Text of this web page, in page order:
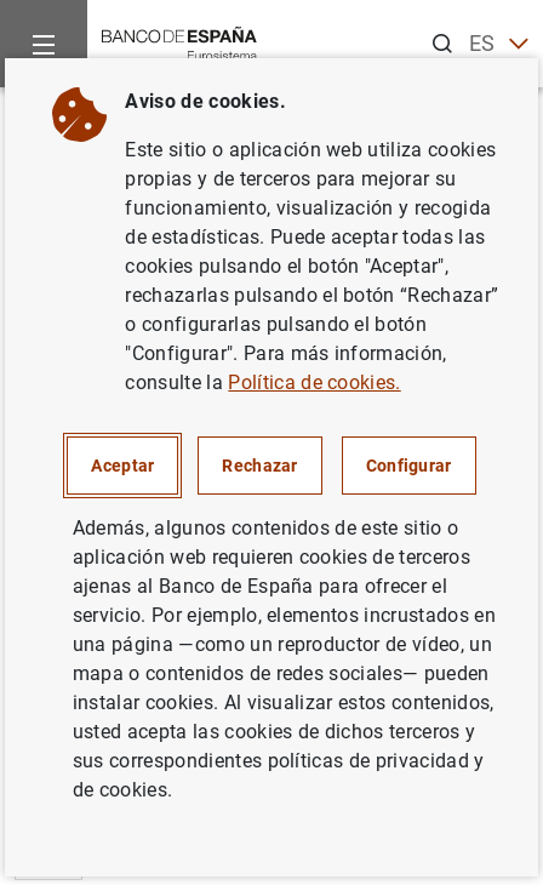
ESEN
Inicio Noticias y eventos
Volver
Estado financiero consolidado
del Eurosistema a 8 de enero de
POLÍTICA MONETARIA
Estado financiero consolidado del
Eurosistema a 8 de enero de 2010 (94
Siguiente
Información semestral sobre...
Aviso de cookies.
Este sitio o aplicación web utiliza cookies
propias y de terceros para mejorar su
funcionamiento, visualización y recogida
de estadísticas. Puede aceptar todas las
cookies pulsando el botón "Aceptar",
rechazarlas pulsando el botón “Rechazar”
o configurarlas pulsando el botón
"Configurar". Para más información,
consulte la Política de cookies.
Aceptar Rechazar Configurar
Además, algunos contenidos de este sitio o
aplicación web requieren cookies de terceros
ajenas al Banco de España para ofrecer el
servicio. Por ejemplo, elementos incrustados en
una página —como un reproductor de vídeo, un
mapa o contenidos de redes sociales— pueden
instalar cookies. Al visualizar estos contenidos,
usted acepta las cookies de dichos terceros y
sus correspondientes políticas de privacidad y
de cookies.